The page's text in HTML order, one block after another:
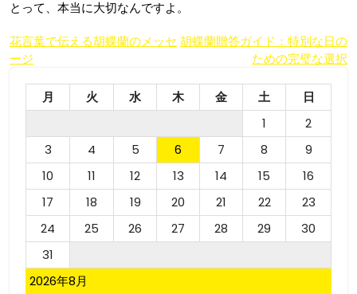
とって、本当に大切なんですよ。
投
稿
ナ
ビ
ゲ
ー
シ
ョ
ン
花言葉で伝える胡蝶蘭のメッセ
ージ
胡蝶蘭贈答ガイド：特別な日の
ための完璧な選択
2026年8月
月 火 水 木 金 土
日
1
2
3
4 5 6 7 8
9
10
11 12 13 14 15
16
17
18 19 20 21 22
23
24
25 26 27 28 29
30
31